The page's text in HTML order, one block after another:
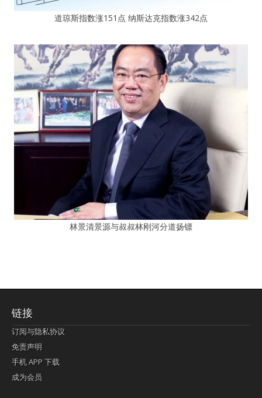
道琼斯指数涨151点 纳斯达克指数涨342点
林景清景源与叔叔林刚河分道扬镖
链接
订阅与隐私协议
免责声明
手机 APP 下载
成为会员